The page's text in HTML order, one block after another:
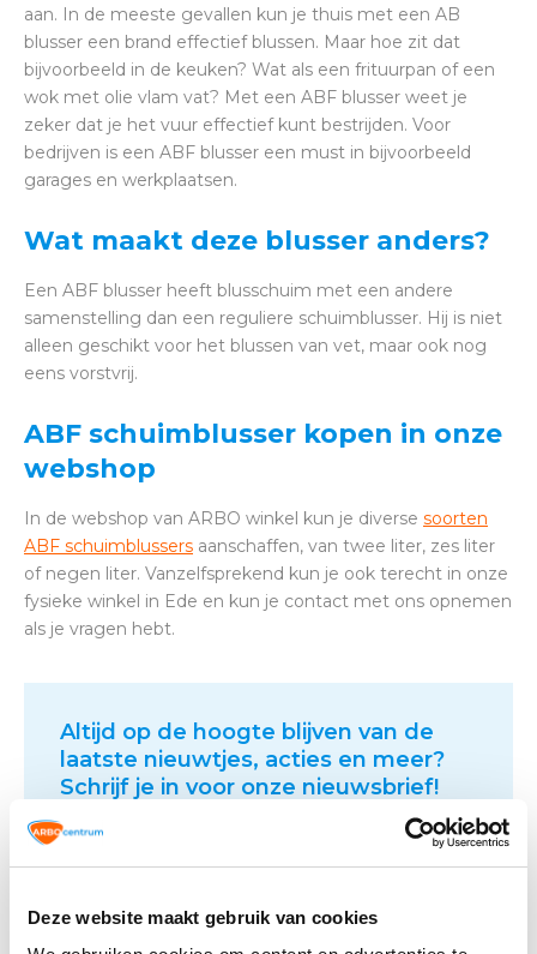
Deze website maakt gebruik van cookies
aan. In de meeste gevallen kun je thuis met een AB
blusser een brand effectief blussen. Maar hoe zit dat
bijvoorbeeld in de keuken? Wat als een frituurpan of een
wok met olie vlam vat? Met een ABF blusser weet je
zeker dat je het vuur effectief kunt bestrijden. Voor
bedrijven is een ABF blusser een must in bijvoorbeeld
garages en werkplaatsen.
Wat maakt deze blusser anders?
Een ABF blusser heeft blusschuim met een andere
samenstelling dan een reguliere schuimblusser. Hij is niet
alleen geschikt voor het blussen van vet, maar ook nog
eens vorstvrij.
ABF schuimblusser kopen in onze
webshop
In de webshop van ARBO winkel kun je diverse soorten
ABF schuimblussers aanschaffen, van twee liter, zes liter
of negen liter. Vanzelfsprekend kun je ook terecht in onze
fysieke winkel in Ede en kun je contact met ons opnemen
als je vragen hebt.
Altijd op de hoogte blijven van de
laatste nieuwtjes, acties en meer?
Schrijf je in voor onze nieuwsbrief!
Abonneer